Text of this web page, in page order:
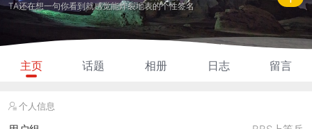
15 0
关注
0
说说
6612
人气
610
积分
TA还在想一句你看到就感觉能炸裂地表的个性签名
主页 话题 相册 日志 留言
个人信息